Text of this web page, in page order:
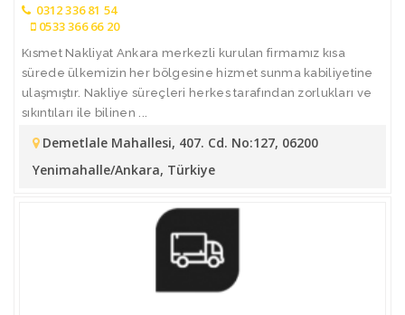
0312 336 81 54
0533 366 66 20
Kısmet Nakliyat Ankara merkezli kurulan firmamız kısa
sürede ülkemizin her bölgesine hizmet sunma kabiliyetine
ulaşmıştır. Nakliye süreçleri herkes tarafından zorlukları ve
sıkıntıları ile bilinen ...
Demetlale Mahallesi, 407. Cd. No:127, 06200
Yenimahalle/Ankara, Türkiye